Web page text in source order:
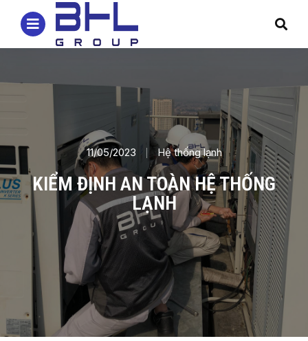
11/05/2023 Hệ thống lạnh
KIỂM ĐỊNH AN TOÀN HỆ THỐNG
LẠNH